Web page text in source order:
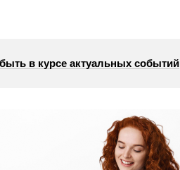
в курсе актуальных событий